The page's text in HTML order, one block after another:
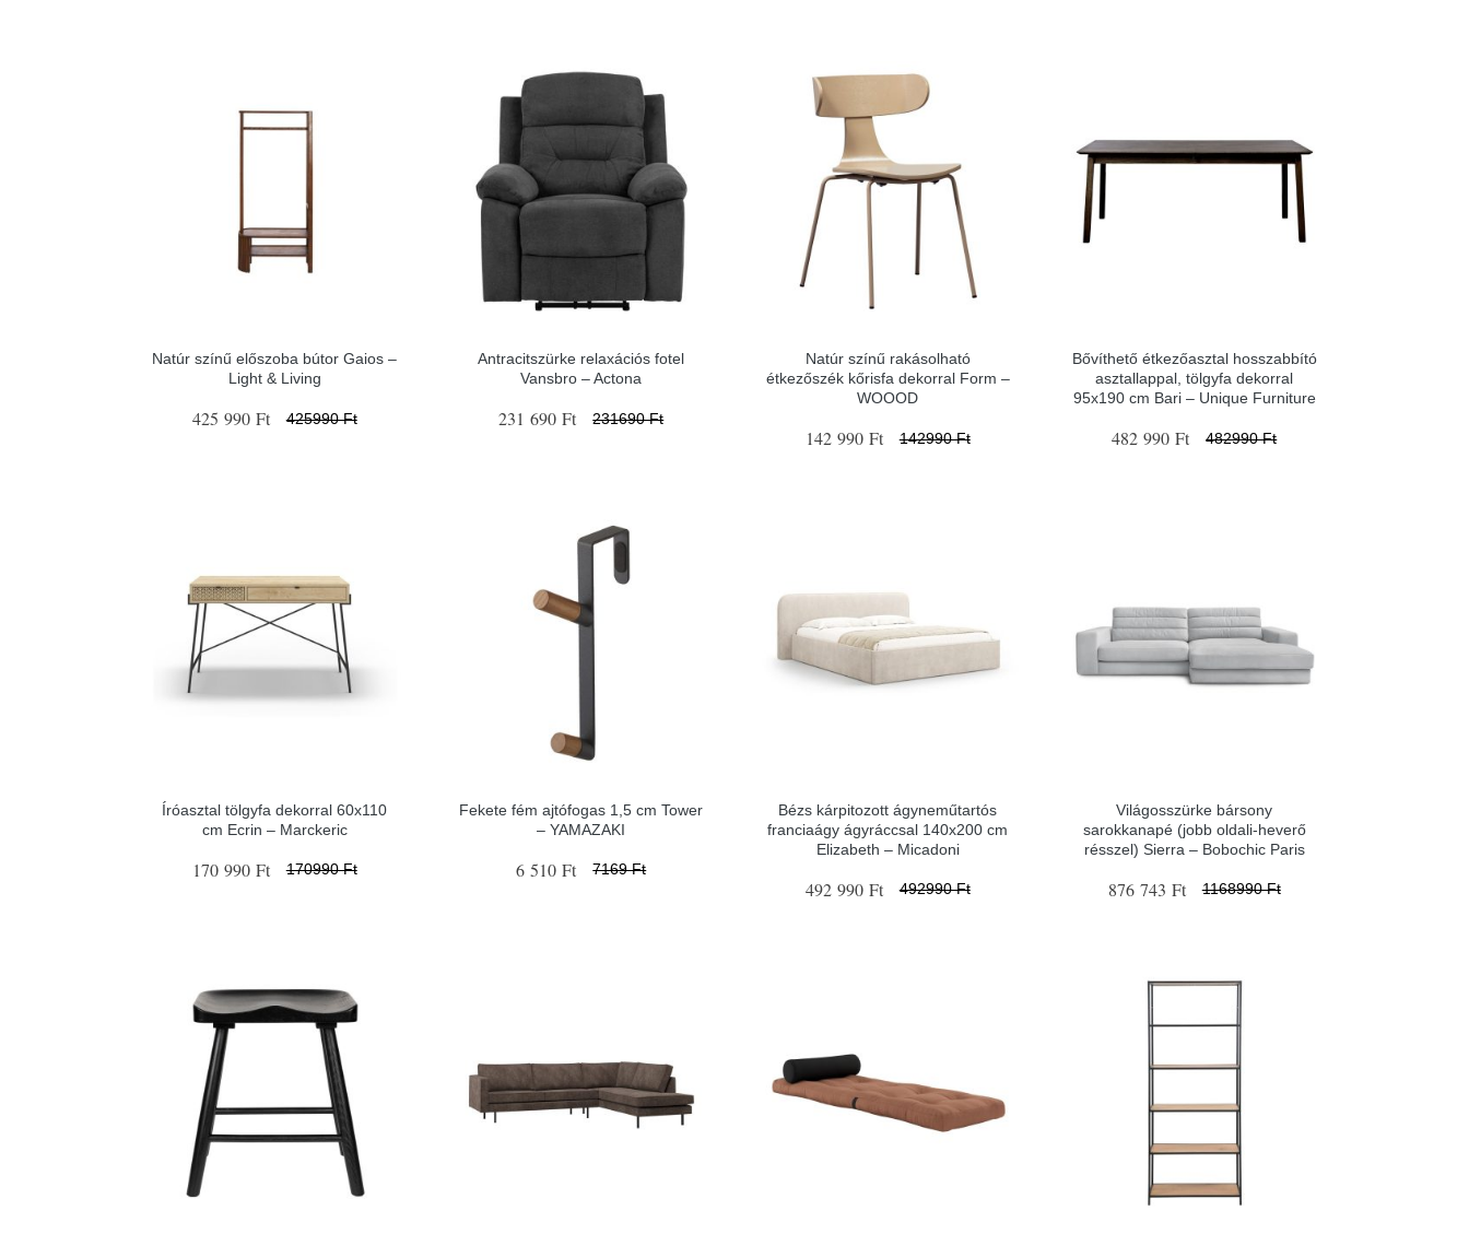
Natúr színű előszoba bútor Gaios –
Light & Living
425 990 Ft 425990 Ft
Antracitszürke relaxációs fotel
Vansbro – Actona
231 690 Ft 231690 Ft
Natúr színű rakásolható
étkezőszék kőrisfa dekorral Form –
WOOOD
142 990 Ft 142990 Ft
Bővíthető étkezőasztal hosszabbító
asztallappal, tölgyfa dekorral
95x190 cm Bari – Unique Furniture
482 990 Ft 482990 Ft
Íróasztal tölgyfa dekorral 60x110
cm Ecrin – Marckeric
170 990 Ft 170990 Ft
Fekete fém ajtófogas 1,5 cm Tower
– YAMAZAKI
6 510 Ft 7169 Ft
Bézs kárpitozott ágyneműtartós
franciaágy ágyráccsal 140x200 cm
Elizabeth – Micadoni
492 990 Ft 492990 Ft
Világosszürke bársony
sarokkanapé (jobb oldali-heverő
résszel) Sierra – Bobochic Paris
876 743 Ft 1168990 Ft